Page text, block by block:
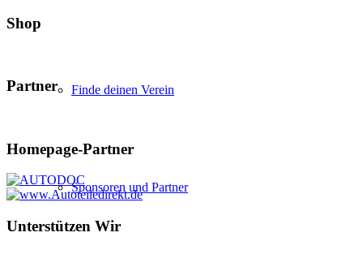
Finde deinen Verein
Sponsoren und Partner
Shop
Partner
Homepage-Partner
Unterstützen Wir